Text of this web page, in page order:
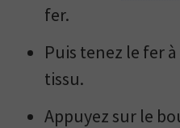
fer.
Puis tenez le fer
tissu.
Appuyez sur le